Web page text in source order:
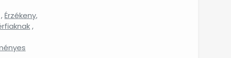
,Érzékeny,
,